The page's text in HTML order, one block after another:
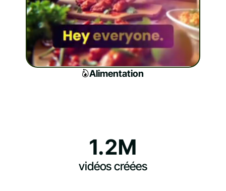
Alimentation
1.2M
vidéos créées